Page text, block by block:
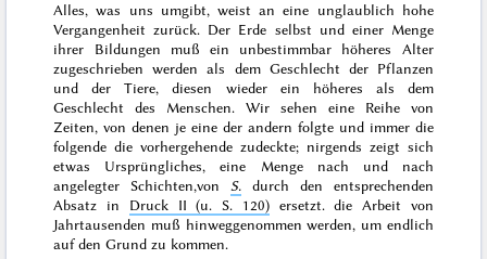
Alles, was uns umgibt, weist an eine unglaublich hohe
Vergangenheit zurück. Der Erde selbst und einer Menge
ihrer Bildungen muß ein unbestimmbar höheres Alter
zugeschrieben werden als dem Geschlecht der Pflanzen
und der Tiere, diesen wieder ein höheres als dem
Geschlecht des Menschen. Wir sehen eine Reihe von
Zeiten, von denen je eine der andern folgte und immer die
folgende die vorhergehende zudeckte; nirgends zeigt sich
etwas Ursprüngliches, eine Menge nach und nach
angelegter Schichten,von S. durch den entsprechenden
Absatz in Druck II (u. S. 120)ersetzt. die Arbeit von
Jahrtausenden muß hinweggenommen werden, um endlich
auf den Grund zu kommen.